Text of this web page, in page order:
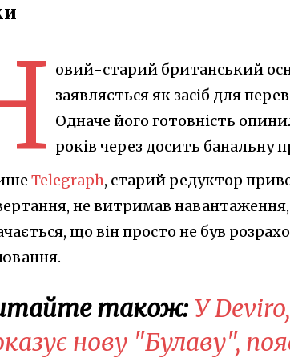
овий-старий британський
заявляється як засіб для
Одначе його готовність
років через досить банальну
Telegraph, старий редуктор
не витримав
що він просто не був
також: У
нову "Булаву",